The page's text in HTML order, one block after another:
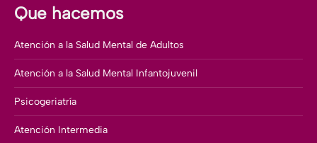
Que hacemos
Atención a la Salud Mental de Adultos
Atención a la Salud Mental Infantojuvenil
Psicogeriatría
Atención Intermedia